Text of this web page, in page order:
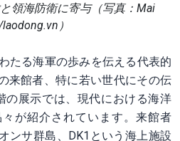
領海防衛に寄与（写真：Mai
）
たる海軍の歩みを伝える代表的
来館者、特に若い世代にその伝
の展示では、現代における海洋
が紹介されています。来館者
ンサ群島、DK1という海上施設